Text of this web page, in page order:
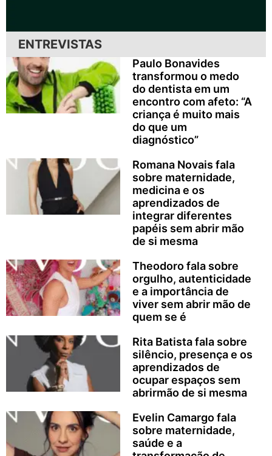
ENTREVISTAS
Paulo Bonavides
transformou o medo
do dentista em um
encontro com afeto: “A
criança é muito mais
do que um
diagnóstico”
Romana Novais fala
sobre maternidade,
medicina e os
aprendizados de
integrar diferentes
papéis sem abrir mão
de si mesma
Theodoro fala sobre
orgulho, autenticidade
e a importância de
viver sem abrir mão de
quem se é
Rita Batista fala sobre
silêncio, presença e os
aprendizados de
ocupar espaços sem
abrirmão de si mesma
Evelin Camargo fala
sobre maternidade,
saúde e a